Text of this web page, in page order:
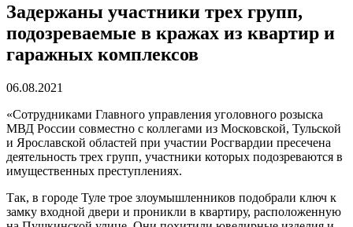
Задержаны участники трех групп,
подозреваемые в кражах из квартир и
гаражных комплексов
06.08.2021
«Сотрудниками Главного управления уголовного розыска
МВД России совместно с коллегами из Московской, Тульской
и Ярославской областей при участии Росгвардии пресечена
деятельность трех групп, участники которых подозреваются в
имущественных преступлениях.
Так, в городе Туле трое злоумышленников подобрали ключ к
замку входной двери и проникли в квартиру, расположенную